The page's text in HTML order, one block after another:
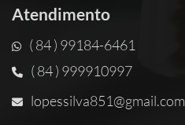
Atendimento
( 84 ) 99184-6461
( 84 ) 999910997
lopessilva851@gmail.com